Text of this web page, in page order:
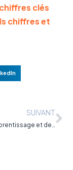
clés
chiffres et
SUIVANT
Salon de l’Apprentissage et de l’Alternance de Lyon les 11 et 12 mars 2016